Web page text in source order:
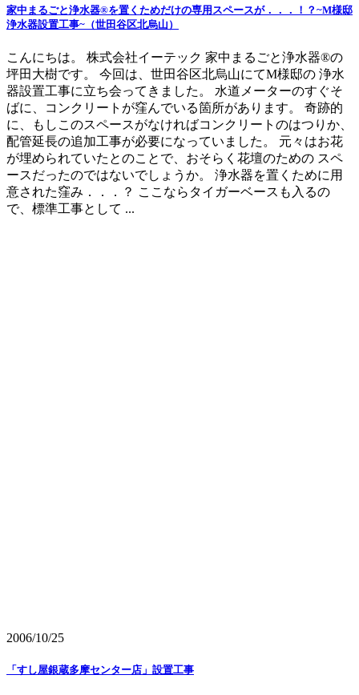
家中まるごと浄水器®を置くためだけの専用スペースが．．．！？~M様邸
浄水器設置工事~（世田谷区北烏山）
こんにちは。 株式会社イーテック 家中まるごと浄水器®の
坪田大樹です。 今回は、世田谷区北烏山にてM様邸の 浄水
器設置工事に立ち会ってきました。 水道メーターのすぐそ
ばに、コンクリートが窪んでいる箇所があります。 奇跡的
に、もしこのスペースがなければコンクリートのはつりか、
配管延長の追加工事が必要になっていました。 元々はお花
が埋められていたとのことで、おそらく花壇のための スペ
ースだったのではないでしょうか。 浄水器を置くために用
意された窪み．．．？ ここならタイガーベースも入るの
で、標準工事として ...
2006/10/25
「すし屋銀蔵多摩センター店」設置工事